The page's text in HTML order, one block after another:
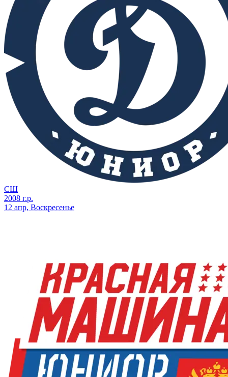
СШ
2008 г.р.
12 апр, Воскресенье